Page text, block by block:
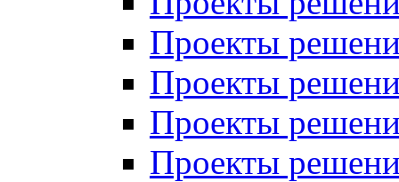
Проекты
Проекты
Проекты
Проекты